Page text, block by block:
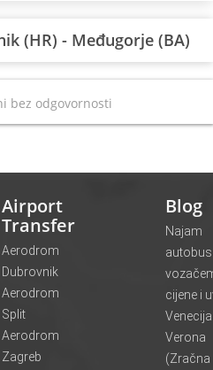
(HR) - Međugorje (BA)
bez odgovornosti
Airport
Transfer
Aerodrom
Dubrovnik
Aerodrom
Split
Aerodrom
Zagreb
Blog
Najam
cijene i
Verona
(Zračna